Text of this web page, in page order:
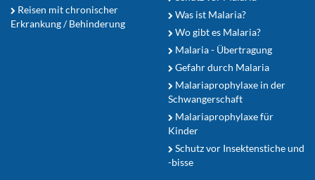
Reisen mit chronischer
Erkrankung / Behinderung
Was ist Malaria?
Wo gibt es Malaria?
Malaria - Übertragung
Gefahr durch Malaria
Malariaprophylaxe in der
Schwangerschaft
Malariaprophylaxe für
Kinder
Schutz vor Insektenstiche und
-bisse